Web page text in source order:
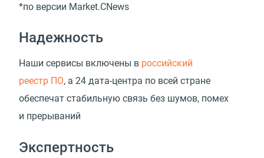
*по версии Market.CNews
Надежность
Наши сервисы включены в российский
реестр ПО, а 24 дата-центра по всей стране
обеспечат стабильную связь без шумов, помех
и прерываний
Экспертность